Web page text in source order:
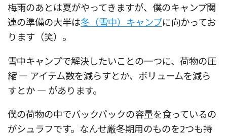
梅雨のあとは夏がやってきますが、僕のキャンプ関
連の準備の大半は冬（雪中）キャンプに向かってお
ります（笑）。
雪中キャンプで解決したいことの一つに、荷物の圧
縮 — アイテム数を減らすとか、ボリュームを減ら
すとか — があります。
僕の荷物の中でバックパックの容量を食っているの
がシュラフです。なんせ厳冬期用のものを2つも持